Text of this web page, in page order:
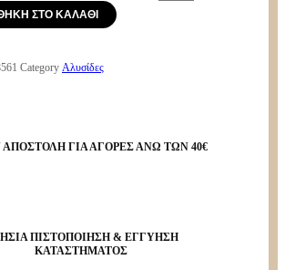
ΣΤΟ ΚΑΛΆΘΙ
Category Αλυσίδες
ΓΙΑ ΑΓΟΡΕΣ ΑΝΩ ΤΩΝ 40€
ΠΙΣΤΟΠΟΙΗΣΗ & ΕΓΓΥΗΣΗ
ΚΑΤΑΣΤΗΜΑΤΟΣ